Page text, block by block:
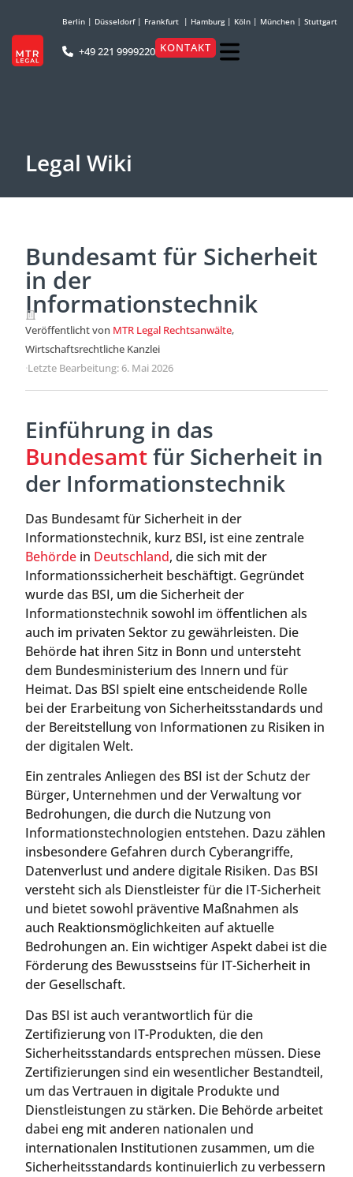
Berlin | Düsseldorf| Frankfurt | Hamburg| Köln | München | Stuttgart
+49 221 9999220 KONTAKT
Legal Wiki
Bundesamt für Sicherheit
in der
Informationstechnik
Veröffentlicht von MTR Legal Rechtsanwälte,
Wirtschaftsrechtliche Kanzlei
·Letzte Bearbeitung: 6. Mai 2026
Einführung in das
Bundesamtfür Sicherheit in
der Informationstechnik
Das Bundesamt für Sicherheit in der
Informationstechnik, kurz BSI, ist eine zentrale
Behörde in Deutschland, die sich mit der
Informationssicherheit beschäftigt. Gegründet
wurde das BSI, um die Sicherheit der
Informationstechnik sowohl im öffentlichen als
auch im privaten Sektor zu gewährleisten. Die
Behörde hat ihren Sitz in Bonn und untersteht
dem Bundesministerium des Innern und für
Heimat. Das BSI spielt eine entscheidende Rolle
bei der Erarbeitung von Sicherheitsstandards und
der Bereitstellung von Informationen zu Risiken in
der digitalen Welt.
Ein zentrales Anliegen des BSI ist der Schutz der
Bürger, Unternehmen und der Verwaltung vor
Bedrohungen, die durch die Nutzung von
Informationstechnologien entstehen. Dazu zählen
insbesondere Gefahren durch Cyberangriffe,
Datenverlust und andere digitale Risiken. Das BSI
versteht sich als Dienstleister für die IT-Sicherheit
und bietet sowohl präventive Maßnahmen als
auch Reaktionsmöglichkeiten auf aktuelle
Bedrohungen an. Ein wichtiger Aspekt dabei ist die
Förderung des Bewusstseins für IT-Sicherheit in
der Gesellschaft.
Das BSI ist auch verantwortlich für die
Zertifizierung von IT-Produkten, die den
Sicherheitsstandards entsprechen müssen. Diese
Zertifizierungen sind ein wesentlicher Bestandteil,
um das Vertrauen in digitale Produkte und
Dienstleistungen zu stärken. Die Behörde arbeitet
dabei eng mit anderen nationalen und
internationalen Institutionen zusammen, um die
Sicherheitsstandards kontinuierlich zu verbessern